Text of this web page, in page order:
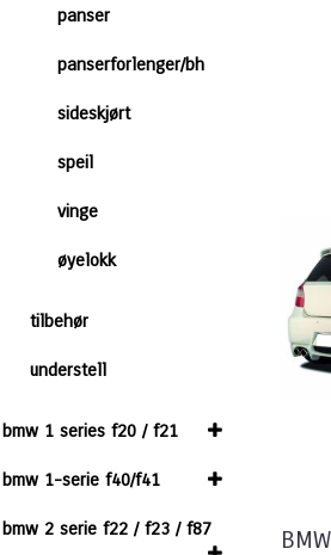
panser
panserforlenger/bh
sideskjørt
speil
vinge
øyelokk
tilbehør
understell
bmw 1 series f20 / f21
bmw 1-serie f40/f41
bmw 2 serie f22 / f23 / f87